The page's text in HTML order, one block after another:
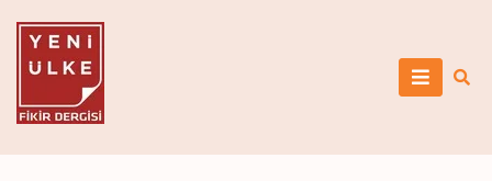
content
Yeni Ülke